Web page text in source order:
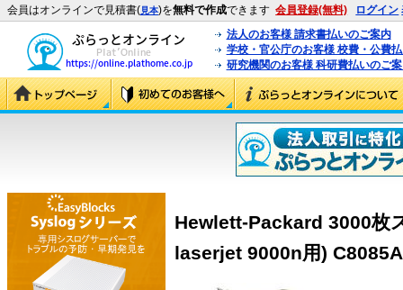
会員はオンラインで見積書(見本)を無料で作成できます 会員登録(無料) ログイン
法人のお客様 請求書払いのご案内
学校・官公庁のお客様 校費・公費
研究機関のお客様 科研費払いのご
Hewlett-Packard 3000枚
laserjet 9000n用)